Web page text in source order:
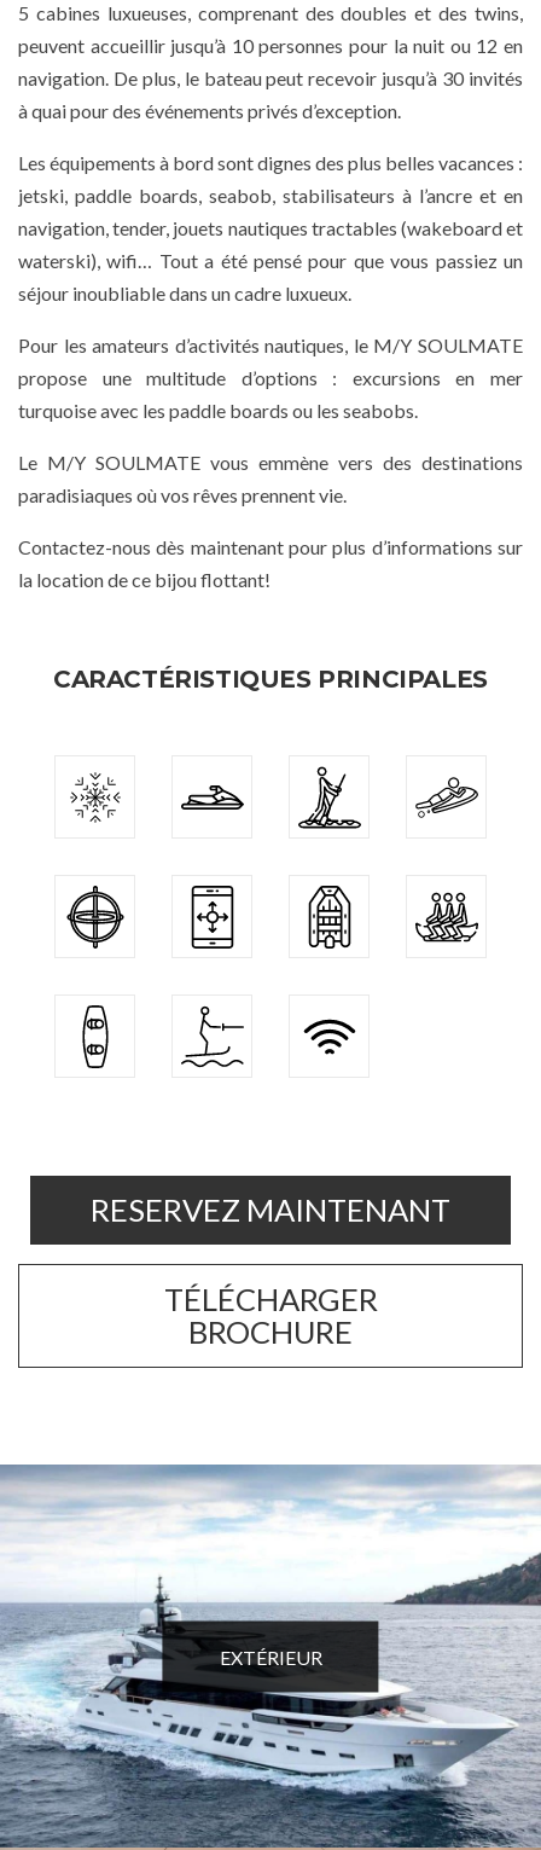
5 cabines luxueuses, comprenant des doubles et des twins,
peuvent accueillir jusqu’à 10 personnes pour la nuit ou 12 en
navigation. De plus, le bateau peut recevoir jusqu’à 30 invités
à quai pour des événements privés d’exception.
Les équipements à bord sont dignes des plus belles vacances :
jetski, paddle boards, seabob, stabilisateurs à l’ancre et en
navigation, tender, jouets nautiques tractables (wakeboard et
waterski), wifi… Tout a été pensé pour que vous passiez un
séjour inoubliable dans un cadre luxueux.
Pour les amateurs d’activités nautiques, le M/Y SOULMATE
propose une multitude d’options : excursions en mer
turquoise avec les paddle boards ou les seabobs.
Le M/Y SOULMATE vous emmène vers des destinations
paradisiaques où vos rêves prennent vie.
Contactez-nous dès maintenant pour plus d’informations sur
la location de ce bijou flottant!
CARACTÉRISTIQUES PRINCIPALES
RESERVEZ MAINTENANT
TÉLÉCHARGER
BROCHURE
EXTÉRIEUR